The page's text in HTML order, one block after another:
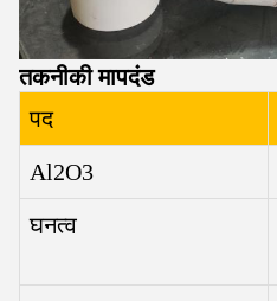
तकनीकी मापदंड
पद
Al2O3
घनत्व